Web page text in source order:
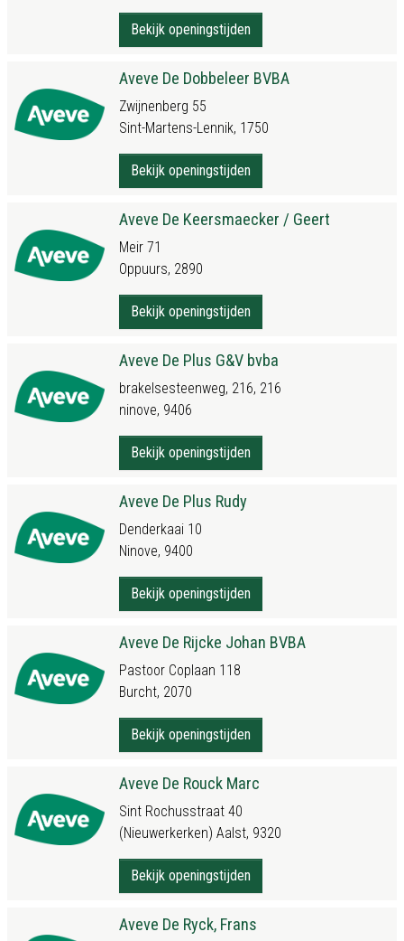
Bekijk openingstijden
Aveve De Dobbeleer BVBA
Zwijnenberg 55
Sint-Martens-Lennik, 1750
Bekijk openingstijden
Aveve De Keersmaecker / Geert
Meir 71
Oppuurs, 2890
Bekijk openingstijden
Aveve De Plus G&V bvba
brakelsesteenweg, 216, 216
ninove, 9406
Bekijk openingstijden
Aveve De Plus Rudy
Denderkaai 10
Ninove, 9400
Bekijk openingstijden
Aveve De Rijcke Johan BVBA
Pastoor Coplaan 118
Burcht, 2070
Bekijk openingstijden
Aveve De Rouck Marc
Sint Rochusstraat 40
(Nieuwerkerken) Aalst, 9320
Bekijk openingstijden
Aveve De Ryck, Frans